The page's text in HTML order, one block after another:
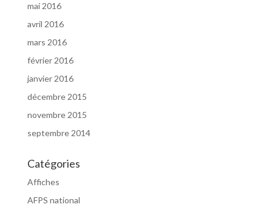
mai 2016
avril 2016
mars 2016
février 2016
janvier 2016
décembre 2015
novembre 2015
septembre 2014
Catégories
Affiches
AFPS national